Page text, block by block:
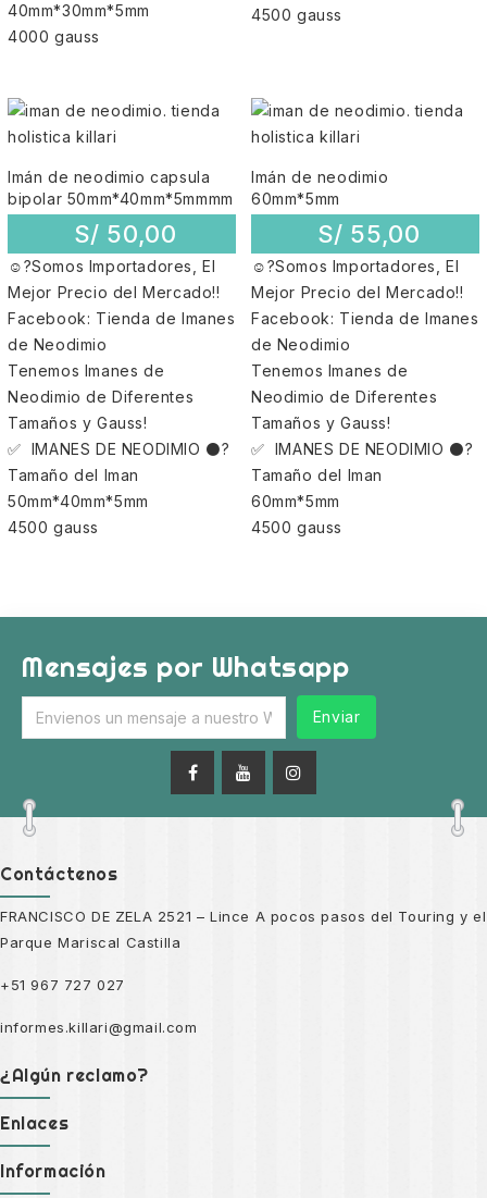
40mm*30mm*5mm
4000 gauss
4500 gauss
Imán de neodimio capsula
bipolar 50mm*40mm*5mmmm
S/ 50,00
☺?Somos Importadores, El
Mejor Precio del Mercado!!
Facebook: Tienda de Imanes
de Neodimio
Tenemos Imanes de
Neodimio de Diferentes
Tamaños y Gauss!
✅ IMANES DE NEODIMIO ⚫?
Tamaño del Iman
50mm*40mm*5mm
4500 gauss
Imán de neodimio
60mm*5mm
S/ 55,00
☺?Somos Importadores, El
Mejor Precio del Mercado!!
Facebook: Tienda de Imanes
de Neodimio
Tenemos Imanes de
Neodimio de Diferentes
Tamaños y Gauss!
✅ IMANES DE NEODIMIO ⚫?
Tamaño del Iman
60mm*5mm
4500 gauss
Mensajes por Whatsapp
Enviar
Contáctenos
FRANCISCO DE ZELA 2521 – Lince A pocos pasos del Touring y el
Parque Mariscal Castilla
+51 967 727 027
informes.killari@gmail.com
¿Algún reclamo?
Enlaces
Información